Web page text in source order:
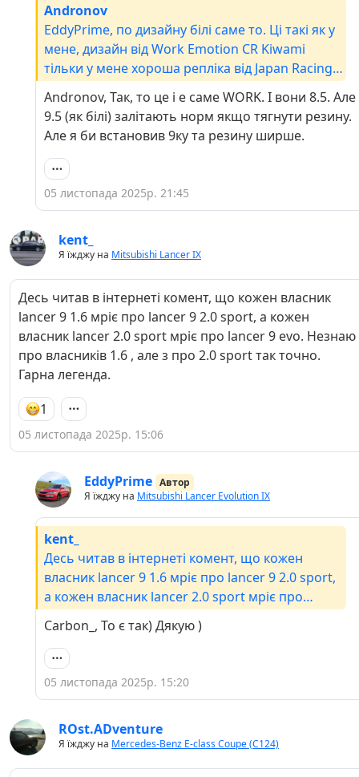
Andronov
EddyPrime, по дизайну білі саме то. Ці такі як у
мене, дизайн від Work Emotion CR Kiwami
тільки у мене хороша репліка від Japan Racing.
Andronov, Так, то це і е саме WORK. І вони 8.5. Але
9.5 (як білі) залітають норм якщо тягнути резину.
Але я би встановив 9ку та резину ширше.
05 листопада 2025р. 21:45
kent_
Я їжджу на Mitsubishi Lancer IX
Десь читав в інтернеті комент, що кожен власник
lancer 9 1.6 мріє про lancer 9 2.0 sport, а кожен
власник lancer 2.0 sport мріє про lancer 9 evo. Незнаю
про власників 1.6 , але з про 2.0 sport так точно.
Гарна легенда.
1
05 листопада 2025р. 15:06
EddyPrime Автор
Я їжджу на Mitsubishi Lancer Evolution IX
kent_
Десь читав в інтернеті комент, що кожен
власник lancer 9 1.6 мріє про lancer 9 2.0 sport,
а кожен власник lancer 2.0 sport мріє про
lancer 9 evo. Незнаю про власників 1.6 , але з
про 2.0 sport так точно. Гарна легенда.
Carbon_, То є так) Дякую )
05 листопада 2025р. 15:20
ROst.ADventure
Я їжджу на Mercedes-Benz E-class Coupe (C124)